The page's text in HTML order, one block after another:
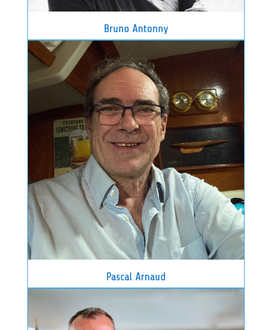
Bruno Antonny
Pascal Arnaud